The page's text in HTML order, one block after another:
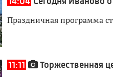
Праздничная программа
11:11 Торжественная